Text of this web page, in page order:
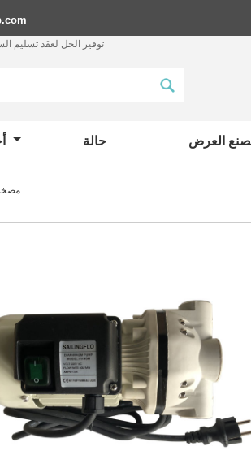
توفير الحل لعقد تسليم
حالة
مضخة